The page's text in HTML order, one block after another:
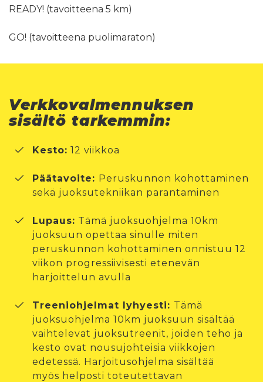
READY! (tavoitteena 5 km)
GO! (tavoitteena puolimaraton)
Verkkovalmennuksen
sisältö tarkemmin:
Kesto: 12 viikkoa
Päätavoite: Peruskunnon kohottaminen
sekä juoksutekniikan parantaminen
Lupaus: Tämä juoksuohjelma 10km
juoksuun opettaa sinulle miten
peruskunnon kohottaminen onnistuu 12
viikon progressiivisesti etenevän
harjoittelun avulla
Treeniohjelmat lyhyesti: Tämä
juoksuohjelma 10km juoksuun sisältää
vaihtelevat juoksutreenit, joiden teho ja
kesto ovat nousujohteisia viikkojen
edetessä. Harjoitusohjelma sisältää
myös helposti toteutettavan